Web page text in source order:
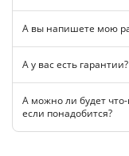
А вы напишете мою
А у вас есть гарантии?
А можно ли будет
если понадобится?